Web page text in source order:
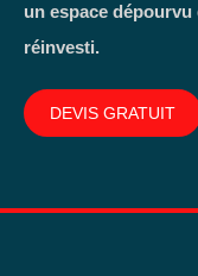
un espace
réinvesti.
DEVIS GRATUIT